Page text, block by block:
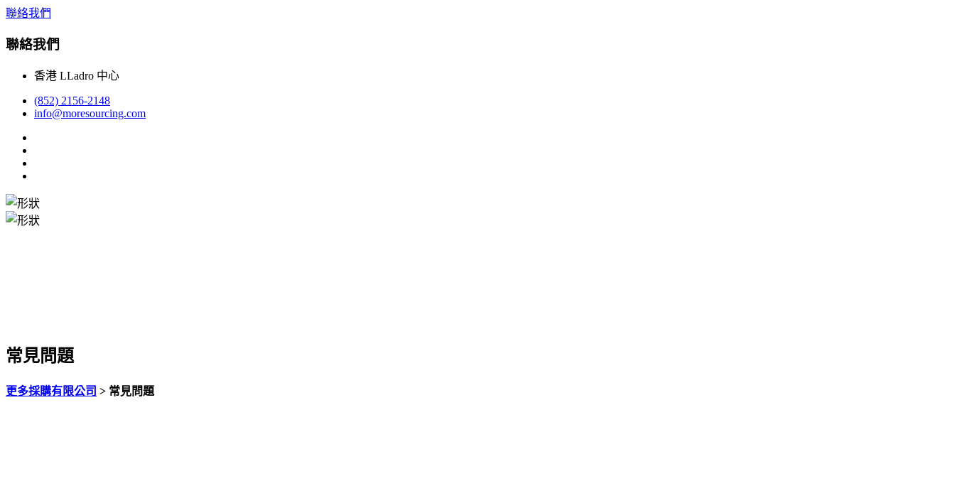
聯絡我們
聯絡我們
香港 LLadro 中心
(852) 2156-2148
info@moresourcing.com
常見問題
更多採購有限公司 > 常見問題